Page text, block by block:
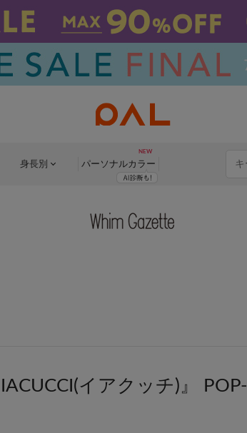
身長別 パーソナルカラー
イアクッチ)』 POP-